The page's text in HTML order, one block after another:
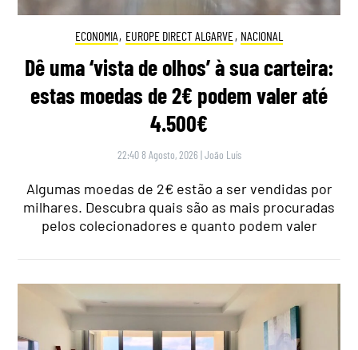
ECONOMIA, EUROPE DIRECT ALGARVE, NACIONAL
Dê uma ‘vista de olhos’ à sua carteira:
estas moedas de 2€ podem valer até
4.500€
22:40 8 Agosto, 2026 |João Luís
Algumas moedas de 2€ estão a ser vendidas por
milhares. Descubra quais são as mais procuradas
pelos colecionadores e quanto podem valer